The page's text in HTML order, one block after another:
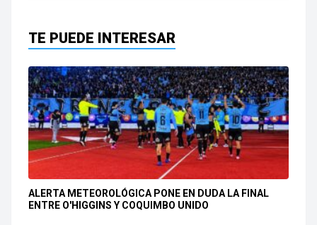
TE PUEDE INTERESAR
ALERTA METEOROLÓGICA PONE EN DUDA LA FINAL
ENTRE O'HIGGINS Y COQUIMBO UNIDO